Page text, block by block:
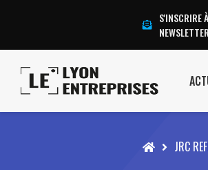
S'INSCRIRE
NEWSLETTER
Accueil JRC